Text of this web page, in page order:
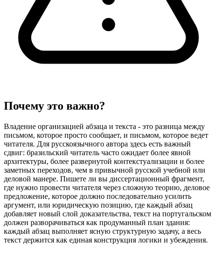
Почему это важно?
Владение организацией абзаца и текста - это разница между
письмом, которое просто сообщает, и письмом, которое ведет
читателя. Для русскоязычного автора здесь есть важный
сдвиг: бразильский читатель часто ожидает более явной
архитектуры, более развернутой контекстуализации и более
заметных переходов, чем в привычной русской учебной или
деловой манере. Пишете ли вы диссертационный фрагмент,
где нужно провести читателя через сложную теорию, деловое
предложение, которое должно последовательно усилить
аргумент, или юридическую позицию, где каждый абзац
добавляет новый слой доказательства, текст на португальском
должен разворачиваться как продуманный план здания:
каждый абзац выполняет ясную структурную задачу, а весь
текст держится как единая конструкция логики и убеждения.